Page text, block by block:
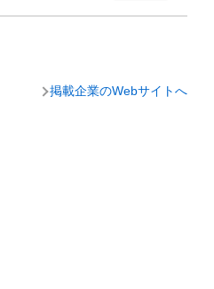
掲載企業のWebサイトへ